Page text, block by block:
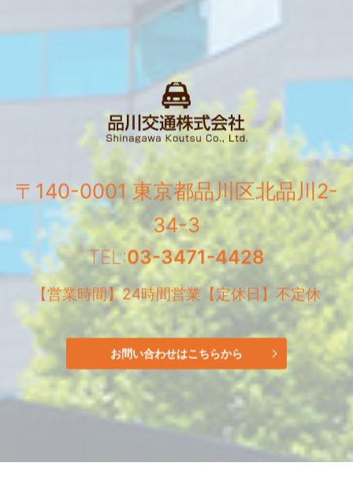
〒140-0001 東京都品川区北品川2-
34-3
TEL:03-3471-4428
【営業時間】24時間営業【定休日】不定休
お問い合わせはこちらから